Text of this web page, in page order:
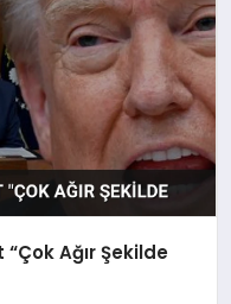
Ağır Şekilde